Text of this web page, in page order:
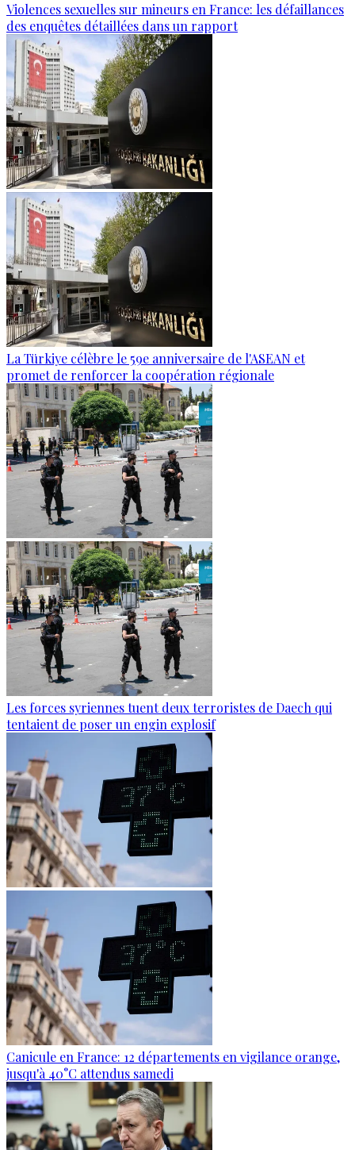
Violences sexuelles sur mineurs en France: les défaillances
des enquêtes détaillées dans un rapport
La Türkiye célèbre le 59e anniversaire de l'ASEAN et
promet de renforcer la coopération régionale
Les forces syriennes tuent deux terroristes de Daech qui
tentaient de poser un engin explosif
Canicule en France: 12 départements en vigilance orange,
jusqu'à 40°C attendus samedi